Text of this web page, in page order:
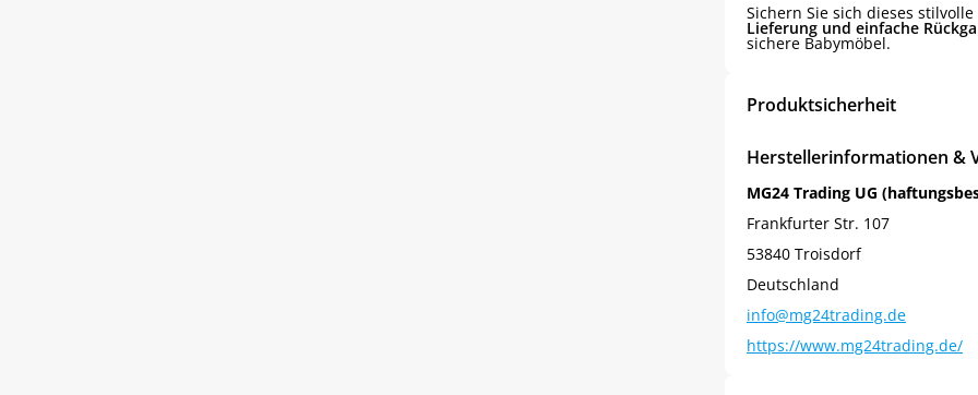
Sichern Sie sich dieses
Lieferung und einfache
sichere Babymöbel.
Produktsicherheit
Herstellerinformationen &
MG24 Trading UG
Frankfurter Str. 107
53840 Troisdorf
Deutschland
info@mg24trading.de
https://www.mg24trading.de/